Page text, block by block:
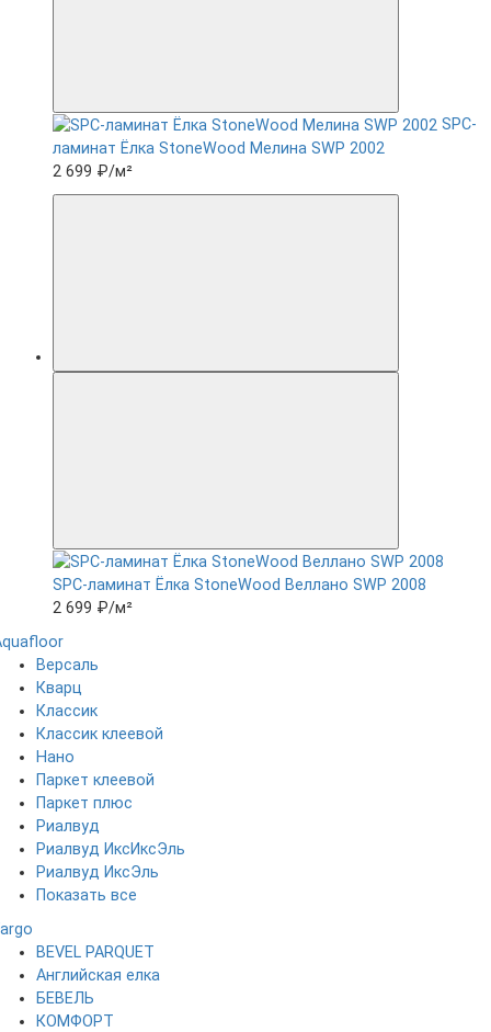
SPC-
ламинат Ëлка StoneWood Мелина SWP 2002
2 699 ₽/м²
SPC-ламинат Ëлка StoneWood Веллано SWP 2008
2 699 ₽/м²
Версаль
Кварц
Классик
Классик клеевой
Нано
Паркет клеевой
Паркет плюс
Риалвуд
Риалвуд ИксИксЭль
Риалвуд ИксЭль
Показать все
BEVEL PARQUET
Английская елка
БЕВЕЛЬ
КОМФОРТ